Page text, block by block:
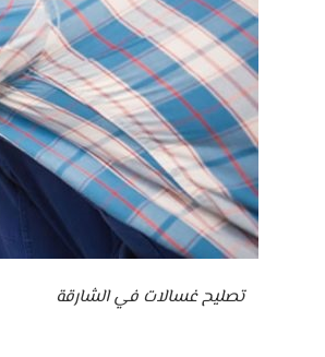
تصليح غسالات في الشارقة